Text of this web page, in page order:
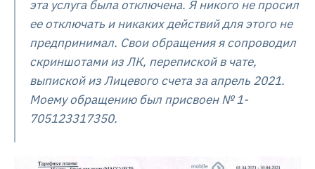
эта услуга была отключена. Я никого не просил
ее отключать и никаких действий для этого не
предпринимал. Свои обращения я сопроводил
скриншотами из ЛК, перепиской в чате,
выпиской из Лицевого счета за апрель 2021.
Моему обращению был присвоен № 1-
705123317350.